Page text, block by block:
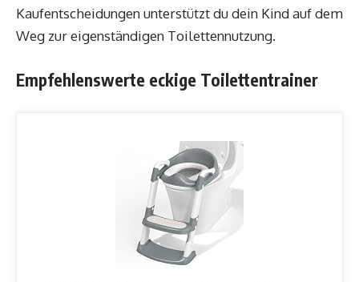
Kaufentscheidungen unterstützt du dein Kind auf dem
Weg zur eigenständigen Toilettennutzung.
Empfehlenswerte eckige Toilettentrainer